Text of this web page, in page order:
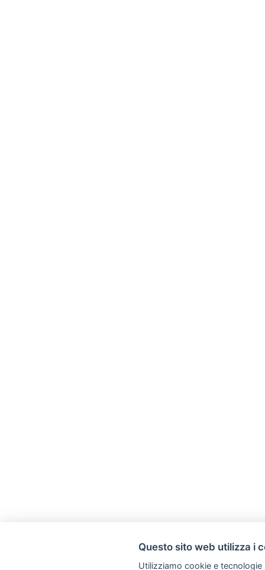
Questo sito web utilizza i
Utilizziamo cookie e